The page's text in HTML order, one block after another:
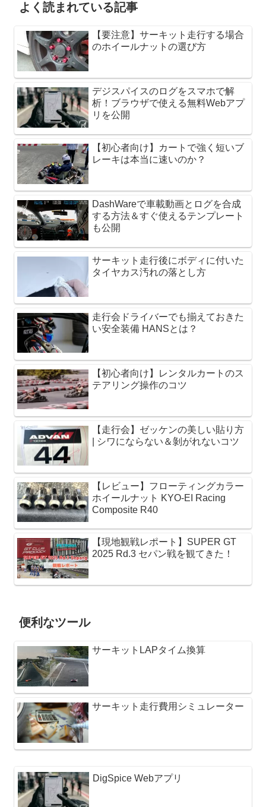
よく読まれている記事
【要注意】サーキット走行する場合
のホイールナットの選び方
デジスパイスのログをスマホで解
析！ブラウザで使える無料Webアプ
リを公開
【初心者向け】カートで強く短いブ
レーキは本当に速いのか？
DashWareで車載動画とログを合成
する方法＆すぐ使えるテンプレート
も公開
サーキット走行後にボディに付いた
タイヤカス汚れの落とし方
走行会ドライバーでも揃えておきた
い安全装備 HANSとは？
【初心者向け】レンタルカートのス
テアリング操作のコツ
【走行会】ゼッケンの美しい貼り方
| シワにならない＆剝がれないコツ
【レビュー】フローティングカラー
ホイールナット KYO-EI Racing
Composite R40
【現地観戦レポート】SUPER GT
2025 Rd.3 セパン戦を観てきた！
便利なツール
サーキットLAPタイム換算
サーキット走行費用シミュレーター
DigSpice Webアプリ